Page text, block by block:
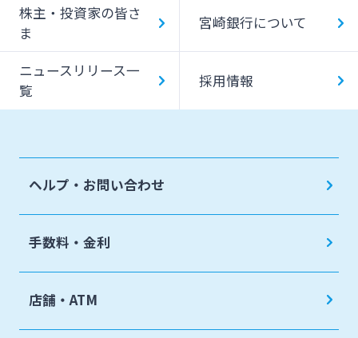
個人のお客さま
法人・個人事業主のお客さま
株主・投資家の皆さ
ま
宮崎銀行について
ニュースリリース一
覧
採用情報
ヘルプ・お問い合わせ
手数料・金利
店舗・ATM